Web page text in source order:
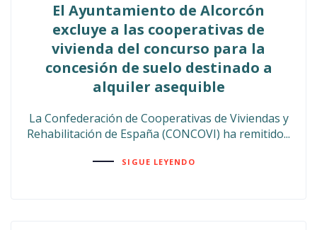
El Ayuntamiento de Alcorcón
excluye a las cooperativas de
vivienda del concurso para la
concesión de suelo destinado a
alquiler asequible
La Confederación de Cooperativas de Viviendas y
Rehabilitación de España (CONCOVI) ha remitido...
SIGUE LEYENDO